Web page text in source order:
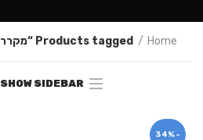
Home Products tagged “מקרר מדפי מתכת עם חזית עץ”
SHOW SIDEBAR
-34%